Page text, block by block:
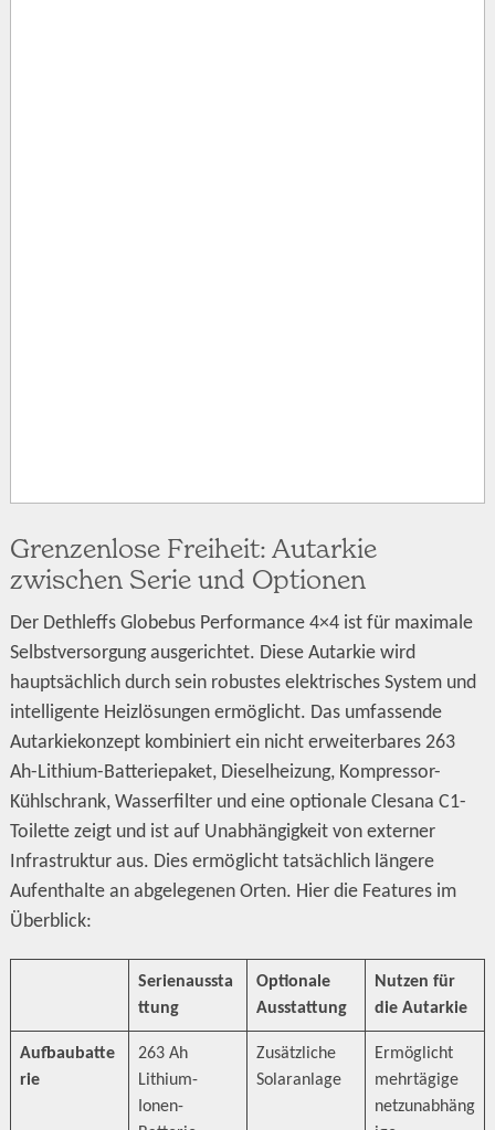
Grenzenlose Freiheit: Autarkie
zwischen Serie und Optionen
Der Dethleffs Globebus Performance 4×4 ist für maximale
Selbstversorgung ausgerichtet. Diese Autarkie wird
hauptsächlich durch sein robustes elektrisches System und
intelligente Heizlösungen ermöglicht. Das umfassende
Autarkiekonzept kombiniert ein nicht erweiterbares 263
Ah-Lithium-Batteriepaket, Dieselheizung, Kompressor-
Kühlschrank, Wasserfilter und eine optionale Clesana C1-
Toilette zeigt und ist auf Unabhängigkeit von externer
Infrastruktur aus. Dies ermöglicht tatsächlich längere
Aufenthalte an abgelegenen Orten. Hier die Features im
Überblick:
Serienaussta
ttung
Optionale
Ausstattung
Nutzen für
die Autarkie
Aufbaubatte
rie
263 Ah
Lithium-
Ionen-
Zusätzliche
Solaranlage
Ermöglicht
mehrtägige
netzunabhäng